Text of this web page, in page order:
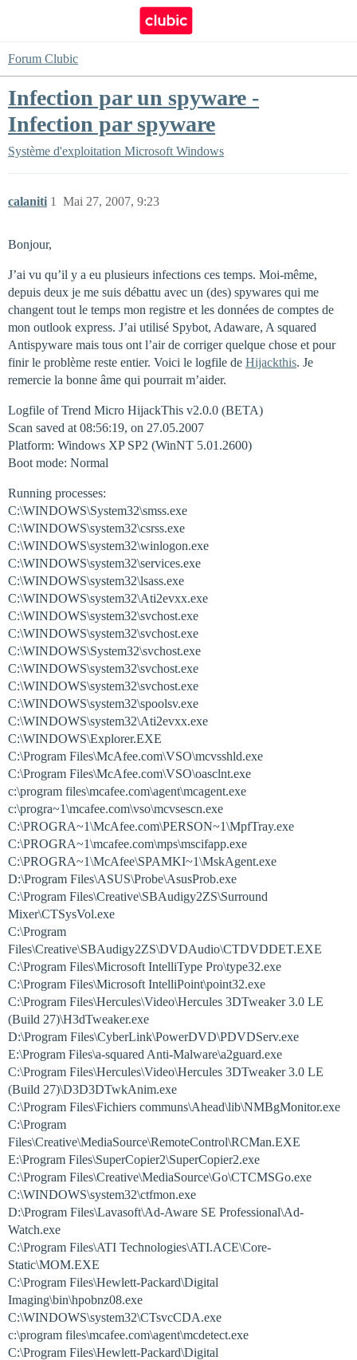
Forum Clubic
Infection par un spyware -
Infection par spyware
Système d'exploitation Microsoft Windows
calaniti Mai 27, 2007, 9:23
1
Bonjour,
J’ai vu qu’il y a eu plusieurs infections ces temps. Moi-même,
depuis deux je me suis débattu avec un (des) spywares qui me
changent tout le temps mon registre et les données de comptes de
mon outlook express. J’ai utilisé Spybot, Adaware, A squared
Antispyware mais tous ont l’air de corriger quelque chose et pour
finir le problème reste entier. Voici le logfile de Hijackthis. Je
remercie la bonne âme qui pourrait m’aider.
Logfile of Trend Micro HijackThis v2.0.0 (BETA)
Scan saved at 08:56:19, on 27.05.2007
Platform: Windows XP SP2 (WinNT 5.01.2600)
Boot mode: Normal
Running processes:
C:\WINDOWS\System32\smss.exe
C:\WINDOWS\system32\csrss.exe
C:\WINDOWS\system32\winlogon.exe
C:\WINDOWS\system32\services.exe
C:\WINDOWS\system32\lsass.exe
C:\WINDOWS\system32\Ati2evxx.exe
C:\WINDOWS\system32\svchost.exe
C:\WINDOWS\system32\svchost.exe
C:\WINDOWS\System32\svchost.exe
C:\WINDOWS\system32\svchost.exe
C:\WINDOWS\system32\svchost.exe
C:\WINDOWS\system32\spoolsv.exe
C:\WINDOWS\system32\Ati2evxx.exe
C:\WINDOWS\Explorer.EXE
C:\Program Files\McAfee.com\VSO\mcvsshld.exe
C:\Program Files\McAfee.com\VSO\oasclnt.exe
c:\program files\mcafee.com\agent\mcagent.exe
c:\progra~1\mcafee.com\vso\mcvsescn.exe
C:\PROGRA~1\McAfee.com\PERSON~1\MpfTray.exe
C:\PROGRA~1\mcafee.com\mps\mscifapp.exe
C:\PROGRA~1\McAfee\SPAMKI~1\MskAgent.exe
D:\Program Files\ASUS\Probe\AsusProb.exe
C:\Program Files\Creative\SBAudigy2ZS\Surround
Mixer\CTSysVol.exe
C:\Program
Files\Creative\SBAudigy2ZS\DVDAudio\CTDVDDET.EXE
C:\Program Files\Microsoft IntelliType Pro\type32.exe
C:\Program Files\Microsoft IntelliPoint\point32.exe
C:\Program Files\Hercules\Video\Hercules 3DTweaker 3.0 LE
(Build 27)\H3dTweaker.exe
D:\Program Files\CyberLink\PowerDVD\PDVDServ.exe
E:\Program Files\a-squared Anti-Malware\a2guard.exe
C:\Program Files\Hercules\Video\Hercules 3DTweaker 3.0 LE
(Build 27)\D3D3DTwkAnim.exe
C:\Program Files\Fichiers communs\Ahead\lib\NMBgMonitor.exe
C:\Program
Files\Creative\MediaSource\RemoteControl\RCMan.EXE
E:\Program Files\SuperCopier2\SuperCopier2.exe
C:\Program Files\Creative\MediaSource\Go\CTCMSGo.exe
C:\WINDOWS\system32\ctfmon.exe
D:\Program Files\Lavasoft\Ad-Aware SE Professional\Ad-
Watch.exe
C:\Program Files\ATI Technologies\ATI.ACE\Core-
Static\MOM.EXE
C:\Program Files\Hewlett-Packard\Digital
Imaging\bin\hpobnz08.exe
C:\WINDOWS\system32\CTsvcCDA.exe
c:\program files\mcafee.com\agent\mcdetect.exe
C:\Program Files\Hewlett-Packard\Digital